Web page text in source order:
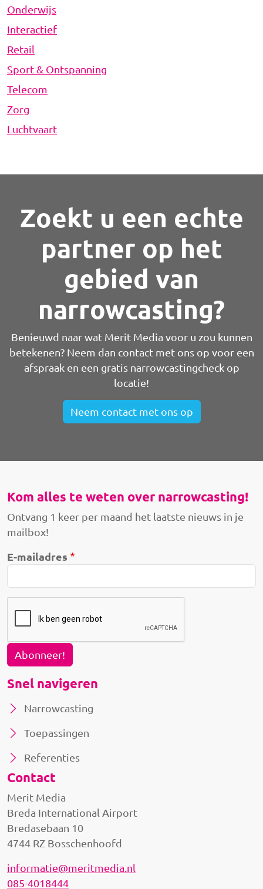
Onderwijs
Interactief
Retail
Sport & Ontspanning
Telecom
Zorg
Luchtvaart
Zoekt u een echte
partner op het
gebied van
narrowcasting?
Benieuwd naar wat Merit Media voor u zou kunnen
betekenen? Neem dan contact met ons op voor een
afspraak en een gratis narrowcastingcheck op
locatie!
Neem contact met ons op
Kom alles te weten over narrowcasting!
Ontvang 1 keer per maand het laatste nieuws in je
mailbox!
E-mailadres
Abonneer!
Snel navigeren
Narrowcasting
Toepassingen
Referenties
Contact
Merit Media
Breda International Airport
Bredasebaan 10
4744 RZ Bosschenhoofd
informatie@meritmedia.nl
085-4018444